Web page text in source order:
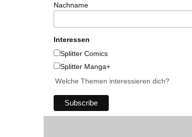
Nachname
Interessen
Splitter Comics
Splitter Manga+
Welche Themen interessieren dich?